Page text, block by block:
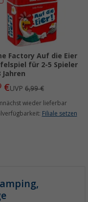
Factory Auf die Eier
für 2-5 Spieler
Jahren
€UVP 6,99 €
wieder lieferbar
Filiale setzen